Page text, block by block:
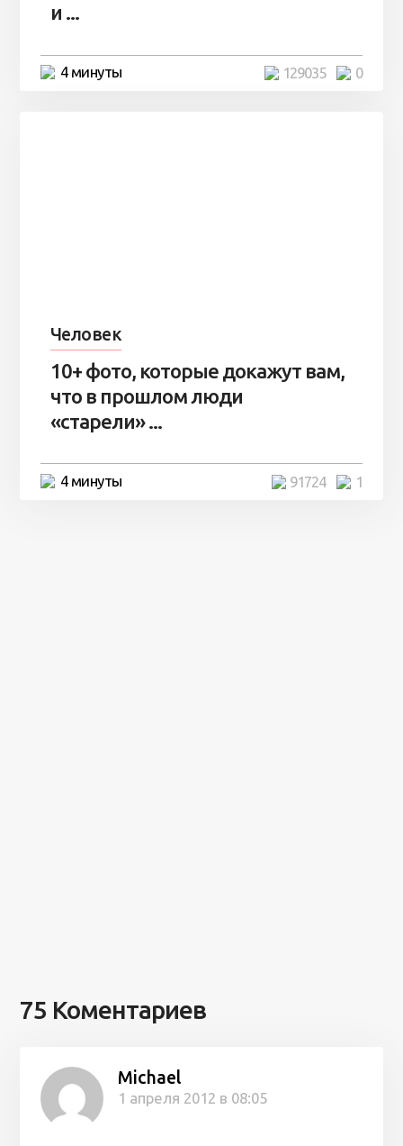
и ...
4 минуты 0
129035
Человек
10+ фото, которые докажут вам,
что в прошлом люди
«старели» ...
4 минуты 1
91724
75 Коментариев
Michael
1 апреля 2012 в 08:05